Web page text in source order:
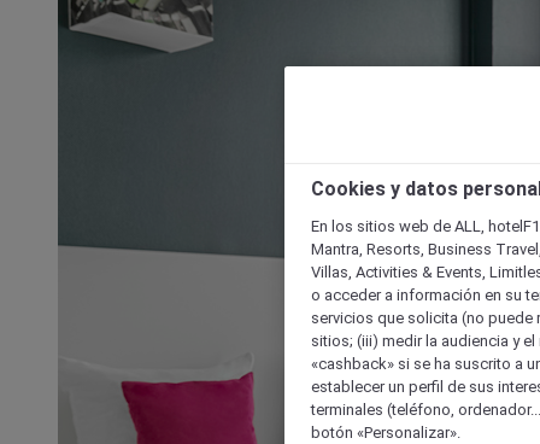
Cookies y datos
En los sitios web de ALL,
Mantra, Resorts, Business
Villas, Activities & Events,
o acceder a información en su
servicios que solicita (no puede
sitios; (iii) medir la audiencia y
«cashback» si se ha suscrito a
establecer un perfil de sus
terminales (teléfono,
botón «Personalizar».